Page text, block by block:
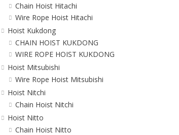
Chain Hoist Hitachi
Wire Rope Hoist Hitachi
Hoist Kukdong
CHAIN HOIST KUKDONG
WIRE ROPE HOIST KUKDONG
Hoist Mitsubishi
Wire Rope Hoist Mitsubishi
Hoist Nitchi
Chain Hoist Nitchi
Hoist Nitto
Chain Hoist Nitto